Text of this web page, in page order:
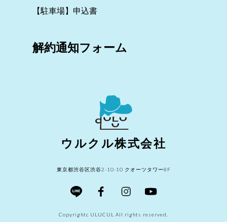
ウルクル株式会社
東京都渋谷区渋谷2-10-10 クオーツタワー8F
【駐車場】申込書
解約通知フォーム
Copyrightc ULUCUL All rights reserved.